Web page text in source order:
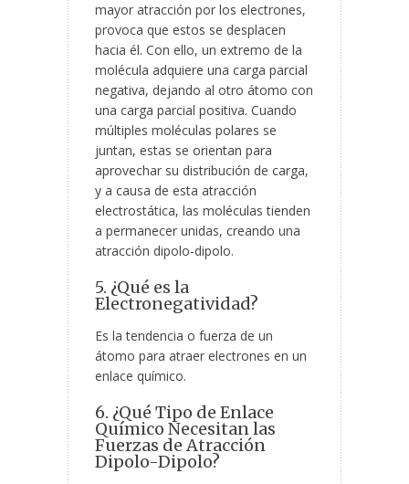
mayor atracción por los electrones,
provoca que estos se desplacen
hacia él. Con ello, un extremo de la
molécula adquiere una carga parcial
negativa, dejando al otro átomo con
una carga parcial positiva. Cuando
múltiples moléculas polares se
juntan, estas se orientan para
aprovechar su distribución de carga,
y a causa de esta atracción
electrostática, las moléculas tienden
a permanecer unidas, creando una
atracción dipolo-dipolo.
5. ¿Qué es la
Electronegatividad?
Es la tendencia o fuerza de un
átomo para atraer electrones en un
enlace químico.
6. ¿Qué Tipo de Enlace
Químico Necesitan las
Fuerzas de Atracción
Dipolo-Dipolo?